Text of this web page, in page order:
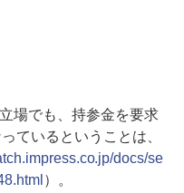
場でも、持参金を要求
ているということは、
docs/se
）。